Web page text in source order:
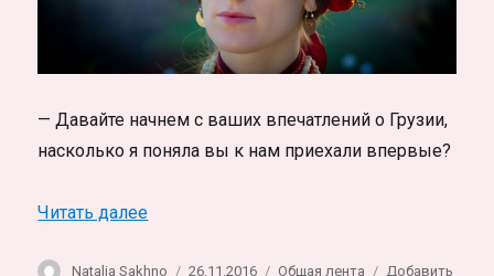
— Давайте начнем с ваших впечатлений о Грузии,
насколько я поняла вы к нам приехали впервые?
Читать далее«Ольга Троян: «Посетив Тбилиси, я
Автор
Natalia Sakhno Опубликовано
26.11.2016 Рубрики
Общая лента
Добавить